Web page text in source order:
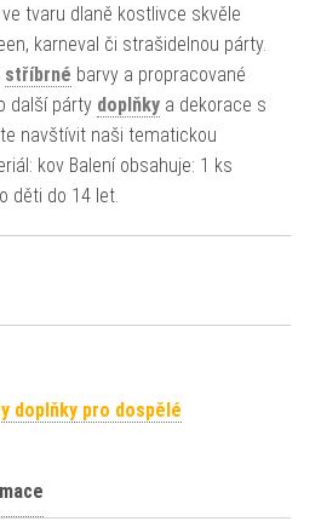
tvaru dlaně kostlivce skvěle
karneval či strašidelnou párty.
stříbrné barvy a propracované
další párty doplňky a dekorace s
navštívit naši tematickou
kov Balení obsahuje: 1 ks
děti do 14 let.
doplňky pro dospělé